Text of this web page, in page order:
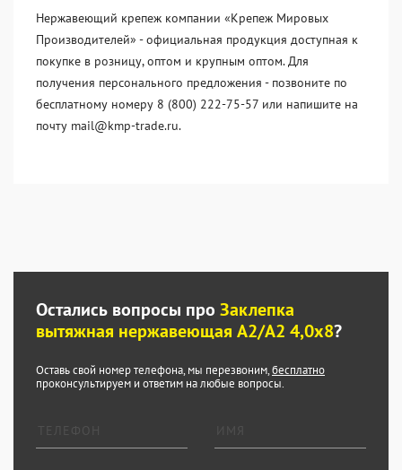
Нержавеющий крепеж компании «Крепеж Мировых
Производителей» - официальная продукция доступная к
покупке в розницу, оптом и крупным оптом. Для
получения персонального предложения - позвоните по
бесплатному номеру 8 (800) 222-75-57 или напишите на
почту mail@kmp-trade.ru.
Остались вопросы про Заклепка
вытяжная нержавеющая A2/A2 4,0x8?
Оставь свой номер телефона, мы перезвоним,бесплатно
проконсультируем и ответим на любые вопросы.